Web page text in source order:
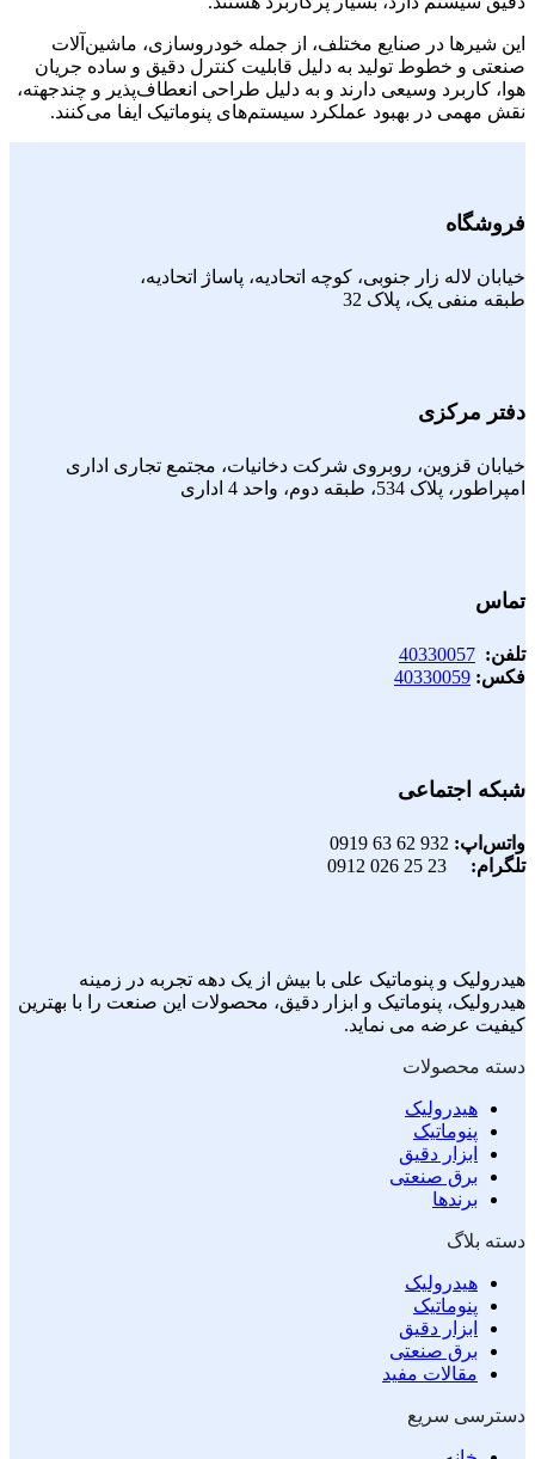
این شیرها در صنایع مختلف، از جمله خودروسازی، ماشین‌آلات
صنعتی و خطوط تولید به دلیل قابلیت کنترل دقیق و ساده جریان
هوا، کاربرد وسیعی دارند و به دلیل طراحی انعطاف‌پذیر و چندجهته،
نقش مهمی در بهبود عملکرد سیستم‌های پنوماتیک ایفا می‌کنند.
فروشگاه
خیابان لاله زار جنوبی، کوچه اتحادیه، پاساژ اتحادیه،
طبقه منفی یک، پلاک 32
دفتر مرکزی
خیابان قزوین، روبروی شرکت دخانیات، مجتمع تجاری اداری
امپراطور، پلاک 534، طبقه دوم، واحد 4 اداری
تماس
تلفن: 40330057
فکس: 40330059
شبکه اجتماعی
واتس‌اپ:
تلگرام:
هیدرولیک و پنوماتیک علی با بیش از یک دهه تجربه در زمینه
هیدرولیک، پنوماتیک و ابزار دقیق، محصولات این صنعت را با بهترین
کیفیت عرضه می نماید.
دسته محصولات
هیدرولیک
پنوماتیک
ابزار دقیق
برق صنعتی
برندها
دسته بلاگ
هیدرولیک
پنوماتیک
ابزار دقیق
برق صنعتی
مقالات مفید
دسترسی سریع